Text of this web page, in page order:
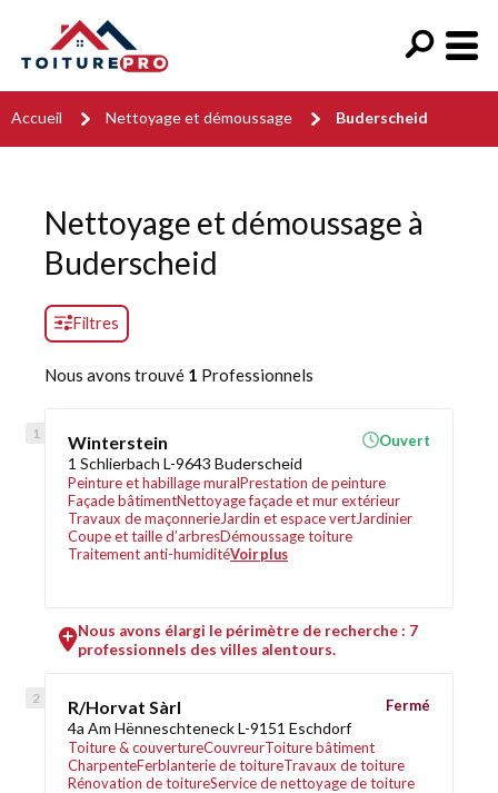
Accueil Nettoyage et démoussage Buderscheid
Nettoyage et démoussage à
Buderscheid
Filtres
Nous avons trouvé 1 Professionnels
Winterstein
1 Schlierbach L-9643 Buderscheid
Peinture et habillage muralPrestation de peinture
Façade bâtimentNettoyage façade et mur extérieur
Travaux de maçonnerieJardin et espace vertJardinier
Coupe et taille d’arbresDémoussage toiture
Traitement anti-humiditéVoir plus
Ouvert
Nous avons élargi le périmètre de recherche : 7
professionnels des villes alentours.
R/Horvat Sàrl
4a Am Hënneschteneck L-9151 Eschdorf
Toiture & couvertureCouvreurToiture bâtiment
CharpenteFerblanterie de toitureTravaux de toiture
Rénovation de toitureService de nettoyage de toiture
Fermé